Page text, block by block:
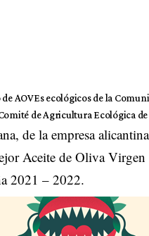
AOVEs ecológicos de la
de Agricultura Ecológica
de la empresa
Aceite de Oliva
2021 – 2022.